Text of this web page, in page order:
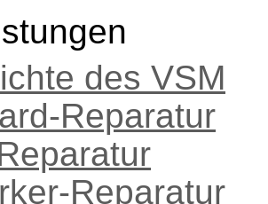
des VSM
Reparatur
Reparatur